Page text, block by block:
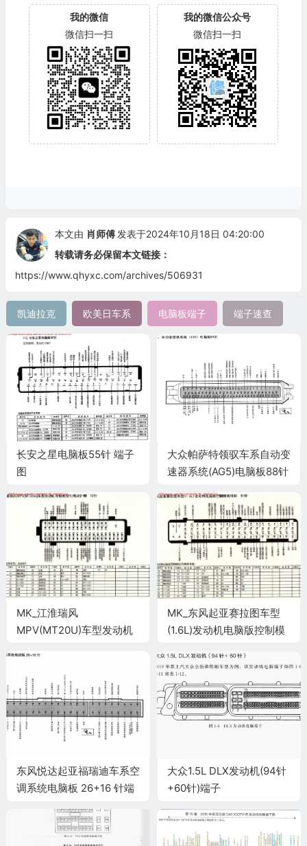
我的微信
微信扫一扫
我的微信公众号
微信扫一扫
本文由 肖师傅 发表于2024年10月18日 04:20:00
转载请务必保留本文链接：
https://www.qhyxc.com/archives/506931
凯迪拉克 欧美日车系 电脑板端子 端子速查
长安之星电脑板55针 端子
图
大众帕萨特领驭车系自动变
速器系统(AG5)电脑板88针
MK_江淮瑞风
MPV(MT20U)车型发动机
MK_东风起亚赛拉图车型
(1.6L)发动机电脑版控制模
东风悦达起亚福瑞迪车系空
调系统电脑板 26+16 针端
大众1.5L DLX发动机(94针
+60针)端子